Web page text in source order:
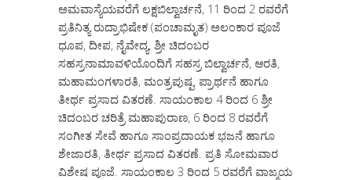
ಅಮವಾಸ್ಯೆಯವರೆಗೆ ಲಕ್ಷಬಿಲ್ವಾರ್ಚನೆ, 11 ರಿಂದ 2 ರವರೆಗೆ
ಪ್ರತಿನಿತ್ಯ ರುದ್ರಾಭಿಷೇಕ (ಪಂಚಾಮೃತ) ಅಲಂಕಾರ ಪೂಜೆ
ಧೂಪ, ದೀಪ, ನೈವೇದ್ಯ, ಶ್ರೀ ಚಿದಂಬರ
ಸಹಸ್ರನಾಮಾವಳಿಯೊಂದಿಗೆ ಸಹಸ್ರ ಬಿಲ್ವಾರ್ಚನೆ, ಆರತಿ,
ಮಹಾಮಂಗಳಾರತಿ, ಮಂತ್ರಪುಷ್ಪ, ಪ್ರಾರ್ಥನೆ ಹಾಗೂ
ತೀರ್ಥ ಪ್ರಸಾದ ವಿತರಣೆ. ಸಾಯಂಕಾಲ 4 ರಿಂದ 6 ಶ್ರೀ
ಚಿದಂಬರ ಚರಿತ್ರೆ ಮಹಾಪುರಾಣ, 6 ರಿಂದ 8 ರವರೆಗೆ
ಸಂಗೀತ ಸೇವೆ ಹಾಗೂ ಸಾಂಪ್ರದಾಯಕ ಭಜನೆ ಹಾಗೂ
ಶೇಜಾರತಿ, ತೀರ್ಥ ಪ್ರಸಾದ ವಿತರಣೆ. ಪ್ರತಿ ಸೋಮವಾರ
ವಿಶೇಷ ಪೂಜೆ. ಸಾಯಂಕಾಲ 3 ರಿಂದ 5 ರವರೆಗೆ ವಾಙ್ಮಯ